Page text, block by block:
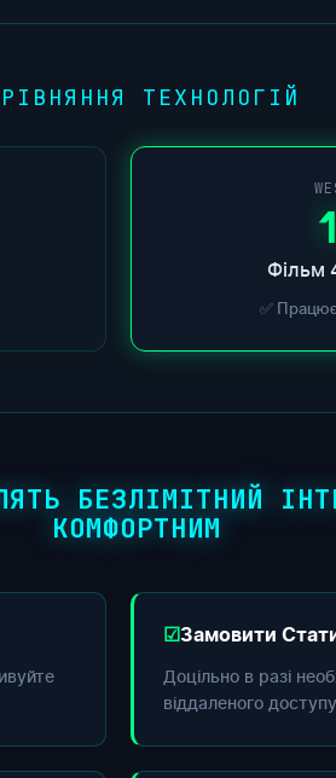
ТЕХНОЛОГІЙ
Фільм
✅
БЕЗЛІМІТНИЙ
КОМФОРТНИМ
Замовити
Доцільно в разі
віддаленого